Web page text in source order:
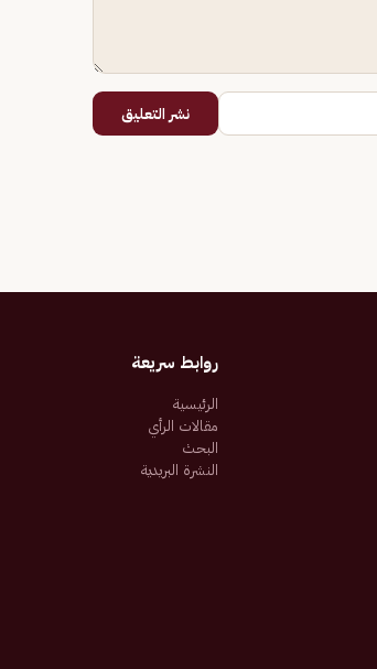
نشر التعليق
روابط سريعة
الرئيسية
مقالات الرأي
البحث
النشرة البريدية